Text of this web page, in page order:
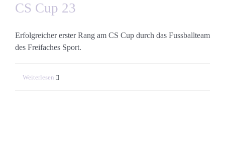
CS Cup 23
Erfolgreicher erster Rang am CS Cup durch das Fussballteam
des Freifaches Sport.
Weiterlesen